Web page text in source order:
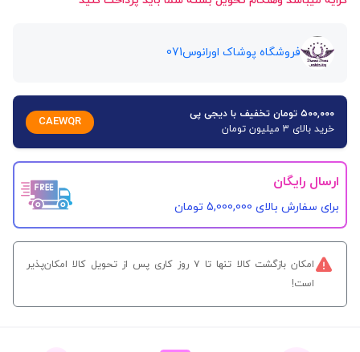
فروشگاه پوشاک اورانوس071
۵۰۰,۰۰۰ تومان تخفیف با دیجی پی
خرید بالای 3 میلیون تومان
CAEWQR
ارسال رایگان
برای سفارش‌ بالای 5,000,000 تومان
امکان بازگشت کالا تنها تا ۷ روز کاری پس از تحویل کالا امکان‌پذیر
است!